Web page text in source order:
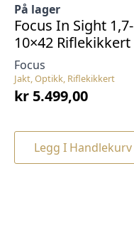
Jakt, Optikk, Riflekikkert
Focus
På lager
Focus In Sight 1,7-
10×42 Riflekikkert
kr 5.499,00
Legg I Handlekurv